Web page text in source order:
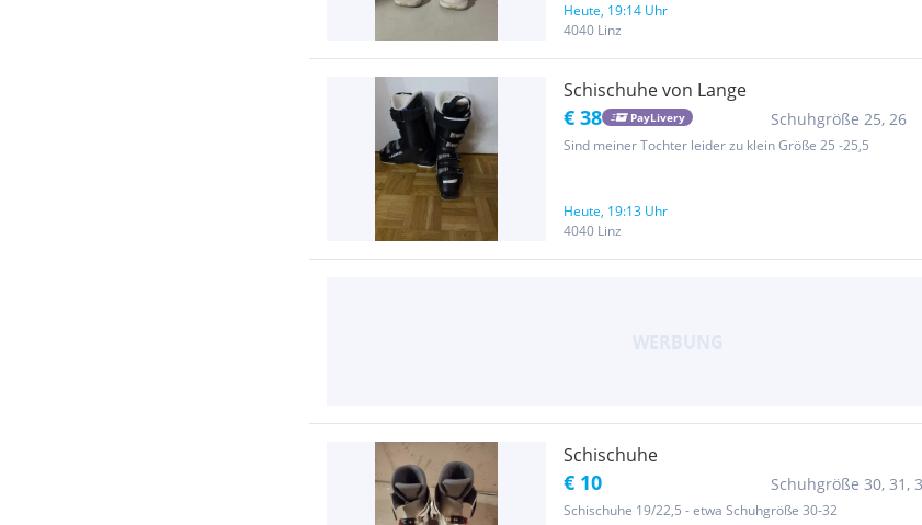
Heute, 19:14 Uhr
4040 Linz
Schischuhe von Lange
€ 38 PayLivery Schuhgröße 25, 26
Sind meiner Tochter leider zu klein Größe 25 -25,5
Heute, 19:13 Uhr
4040 Linz
Schischuhe
€ 10 Schuhgröße 30, 31,
Schischuhe 19/22,5 - etwa Schuhgröße 30-32